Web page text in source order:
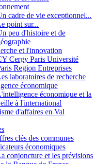
cadre de vie exceptionnel...
point sur...
peu d'histoire et de
et l'innovation
Cergy Paris Université
Region Entreprises
laboratoires de recherche
économique
économique et la
à l'international
d'affaires en Val
clés des communes
économiques
conjoncture et les prévisions